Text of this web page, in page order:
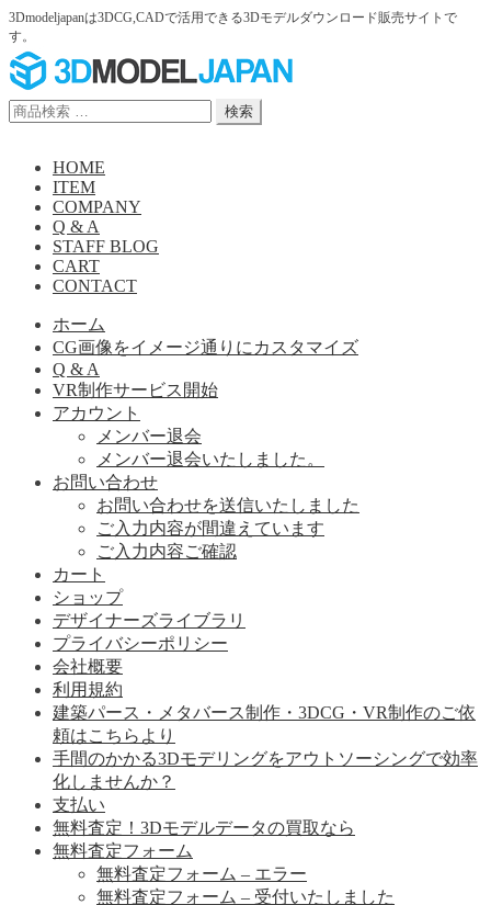
3Dmodeljapanは3DCG,CADで活用できる3Dモデルダウンロード販売サイトで
す。
ナ
ビ
ゲ
ー
コ
ン
テ
ン
検
検索
HOME
ITEM
COMPANY
Q & A
STAFF BLOG
CART
CONTACT
ホーム
CG画像をイメージ通りにカスタマイズ
Q & A
VR制作サービス開始
アカウント
メンバー退会
メンバー退会いたしました。
お問い合わせ
お問い合わせを送信いたしました
ご入力内容が間違えています
ご入力内容ご確認
カート
ショップ
デザイナーズライブラリ
プライバシーポリシー
会社概要
利用規約
建築パース・メタバース制作・3DCG・VR制作のご依
頼はこちらより
手間のかかる3Dモデリングをアウトソーシングで効率
化しませんか？
支払い
無料査定！3Dモデルデータの買取なら
無料査定フォーム
無料査定フォーム – エラー
無料査定フォーム – 受付いたしました